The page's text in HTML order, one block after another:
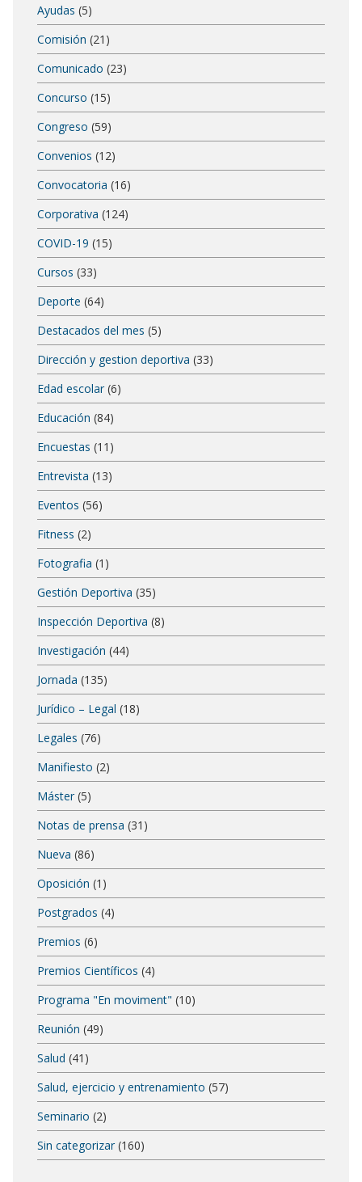
Ayudas (5)
Comisión (21)
Comunicado (23)
Concurso (15)
Congreso (59)
Convenios (12)
Convocatoria (16)
Corporativa (124)
COVID-19 (15)
Cursos (33)
Deporte (64)
Destacados del mes (5)
Dirección y gestion deportiva (33)
Edad escolar (6)
Educación (84)
Encuestas (11)
Entrevista (13)
Eventos (56)
Fitness (2)
Fotografia (1)
Gestión Deportiva (35)
Inspección Deportiva (8)
Investigación (44)
Jornada (135)
Jurídico – Legal (18)
Legales (76)
Manifiesto (2)
Máster (5)
Notas de prensa (31)
Nueva (86)
Oposición (1)
Postgrados (4)
Premios (6)
Premios Científicos (4)
Programa "En moviment" (10)
Reunión (49)
Salud (41)
Salud, ejercicio y entrenamiento (57)
Seminario (2)
Sin categorizar (160)